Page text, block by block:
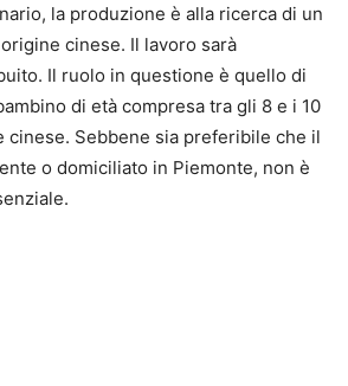
la produzione è alla ricerca di un
cinese. Il lavoro sarà
Il ruolo in questione è quello di
di età compresa tra gli 8 e i 10
cinese. Sebbene sia preferibile che il
o domiciliato in Piemonte, non è